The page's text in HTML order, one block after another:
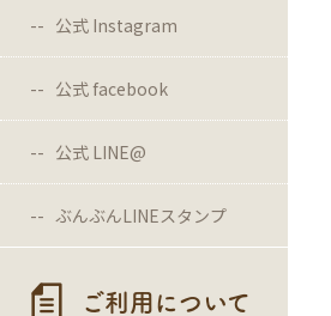
公式 Instagram
公式 facebook
公式 LINE@
ぶんぶんLINEスタンプ
ご利用について